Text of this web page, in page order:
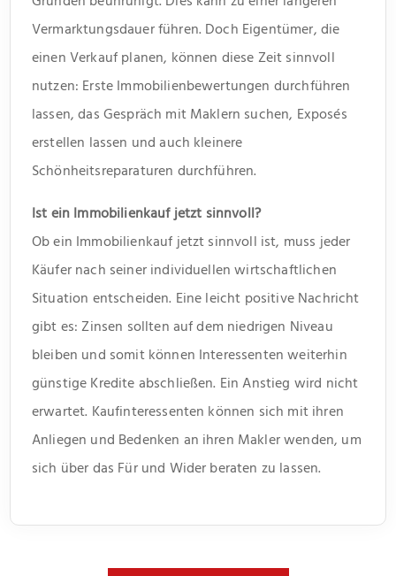
Vermarktungsdauer führen. Doch Eigentümer, die
einen Verkauf planen, können diese Zeit sinnvoll
nutzen: Erste Immobilienbewertungen durchführen
lassen, das Gespräch mit Maklern suchen, Exposés
erstellen lassen und auch kleinere
Schönheitsreparaturen durchführen.
Ist ein Immobilienkauf jetzt sinnvoll?
Ob ein Immobilienkauf jetzt sinnvoll ist, muss jeder
Käufer nach seiner individuellen wirtschaftlichen
Situation entscheiden. Eine leicht positive Nachricht
gibt es: Zinsen sollten auf dem niedrigen Niveau
bleiben und somit können Interessenten weiterhin
günstige Kredite abschließen. Ein Anstieg wird nicht
erwartet. Kaufinteressenten können sich mit ihren
Anliegen und Bedenken an ihren Makler wenden, um
sich über das Für und Wider beraten zu lassen.